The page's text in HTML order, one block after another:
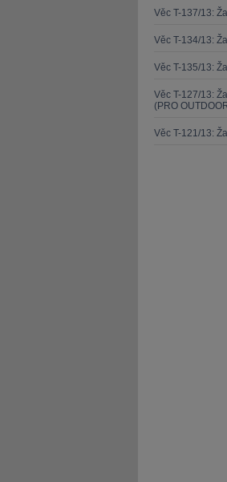
Věc T-137/13:
Věc T-134/13:
Věc T-135/13:
Věc T-127/13:
(PRO
Věc T-121/13: